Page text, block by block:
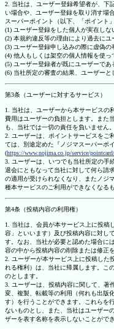
2. 当社は、ユーザー登録希望者が、下
い場合や、ユーザー登録を取り消す場
スーパーポイント（以下、「ポイント
(1) ユーザー登録をした個人が実在しな
(2) 本規約違反等の理由により過去に
(3) ユーザー登録申し込みの際に虚偽
(4) 他人もしくは架空の個人情報を使
(5) ユーザー登録者が既にユーザーであ
(6) 当社所定の審査の結果、ユーザー
第3条（ユーザーに対するサービス）
1. 当社は、ユーザーから本サービスの
費用はユーザーの負担とします。また
も、当社では一切の責任を負いません。
2. ユーザーは、ポイントサービスをご
ては、別途定めた『ノジマスーパーポ
(https://www.nojima.co.jp/service/pointcard/
3. ユーザーは、いつでも当社所定の手
退会にともなって当社に対して何ら請
の適用が受けられなくなり、またノジ
種本サービスのご利用ができなくなる
第4条（投稿内容の利用権）
1. 当社は、会員が本サービス上に投稿
容」といいます）及び投稿内容に対し
す。なお、当社が必要と認めた場合に
容の中から投稿内容の削除または修正
2. ユーザーが本サービス上に投稿した
れる権利）は、当社に帰属します。こ
のとします。
3. ユーザーは、投稿内容に関して、著
変、複製、転載等の利用（何れも出版
す）を行うことができます。これらを
ないものとし、また、当社はユーザー
ザーを表す名称を表示しないことがで